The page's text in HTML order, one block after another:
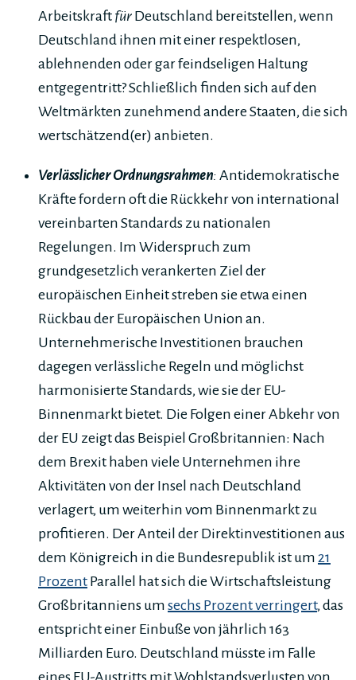
Arbeitskraft für Deutschland bereitstellen, wenn
Deutschland ihnen mit einer respektlosen,
ablehnenden oder gar feindseligen Haltung
entgegentritt? Schließlich finden sich auf den
Weltmärkten zunehmend andere Staaten, die sich
wertschätzend(er) anbieten.
Verlässlicher Ordnungsrahmen: Antidemokratische
Kräfte fordern oft die Rückkehr von international
vereinbarten Standards zu nationalen
Regelungen. Im Widerspruch zum
grundgesetzlich verankerten Ziel der
europäischen Einheit streben sie etwa einen
Rückbau der Europäischen Union an.
Unternehmerische Investitionen brauchen
dagegen verlässliche Regeln und möglichst
harmonisierte Standards, wie sie der EU-
Binnenmarkt bietet. Die Folgen einer Abkehr von
der EU zeigt das Beispiel Großbritannien: Nach
dem Brexit haben viele Unternehmen ihre
Aktivitäten von der Insel nach Deutschland
verlagert, um weiterhin vom Binnenmarkt zu
profitieren. Der Anteil der Direktinvestitionen aus
dem Königreich in die Bundesrepublik ist um 21
Prozent Parallel hat sich die Wirtschaftsleistung
Großbritanniens um sechs Prozent verringert, das
entspricht einer Einbuße von jährlich 163
Milliarden Euro. Deutschland müsste im Falle
eines EU-Austritts mit Wohlstandsverlusten von